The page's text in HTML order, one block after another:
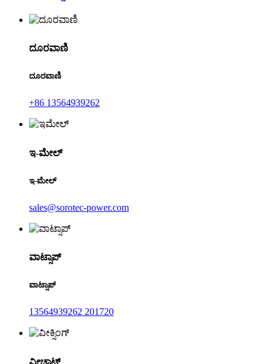
ದೂರವಾಣಿ
ದೂರವಾಣಿ
+86 13564939262
ಇ-ಮೇಲ್
ಇ-ಮೇಲ್
sales@sorotec-power.com
ವಾಟ್ಸಾಪ್
ವಾಟ್ಸಾಪ್
13564939262 201720
ವೀಚಾಟ್